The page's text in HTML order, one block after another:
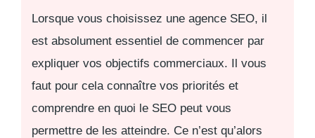
Lorsque vous choisissez une agence SEO, il
est absolument essentiel de commencer par
expliquer vos objectifs commerciaux. Il vous
faut pour cela connaître vos priorités et
comprendre en quoi le SEO peut vous
permettre de les atteindre. Ce n’est qu’alors